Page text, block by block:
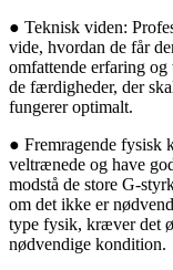
● Teknisk viden:
vide, hvordan de får
omfattende erfaring
de færdigheder, der
fungerer optimalt.
● Fremragende fysisk
veltrænede og have
modstå de store G-
om det ikke er
type fysik, kræver det
nødvendige kondition.